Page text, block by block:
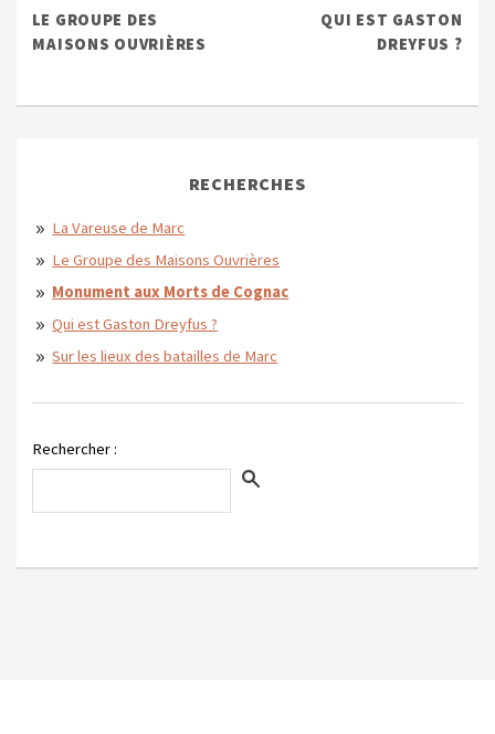
RECHERCHES
La Vareuse de Marc
Le Groupe des Maisons Ouvrières
Monument aux Morts de Cognac
Qui est Gaston Dreyfus ?
Sur les lieux des batailles de Marc
Rechercher :
LE GROUPE DES
MAISONS OUVRIÈRES
QUI EST GASTON
DREYFUS ?